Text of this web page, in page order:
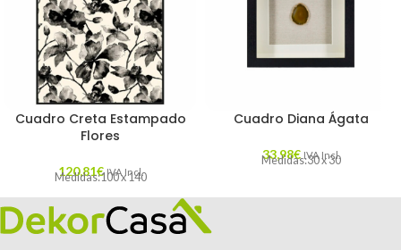
Cuadro Creta Estampado
Flores
120,81€ IVA Incl.
Medidas:100 x 140
Cuadro Diana Ágata
33,98€ IVA Incl.
Medidas:30 x 30